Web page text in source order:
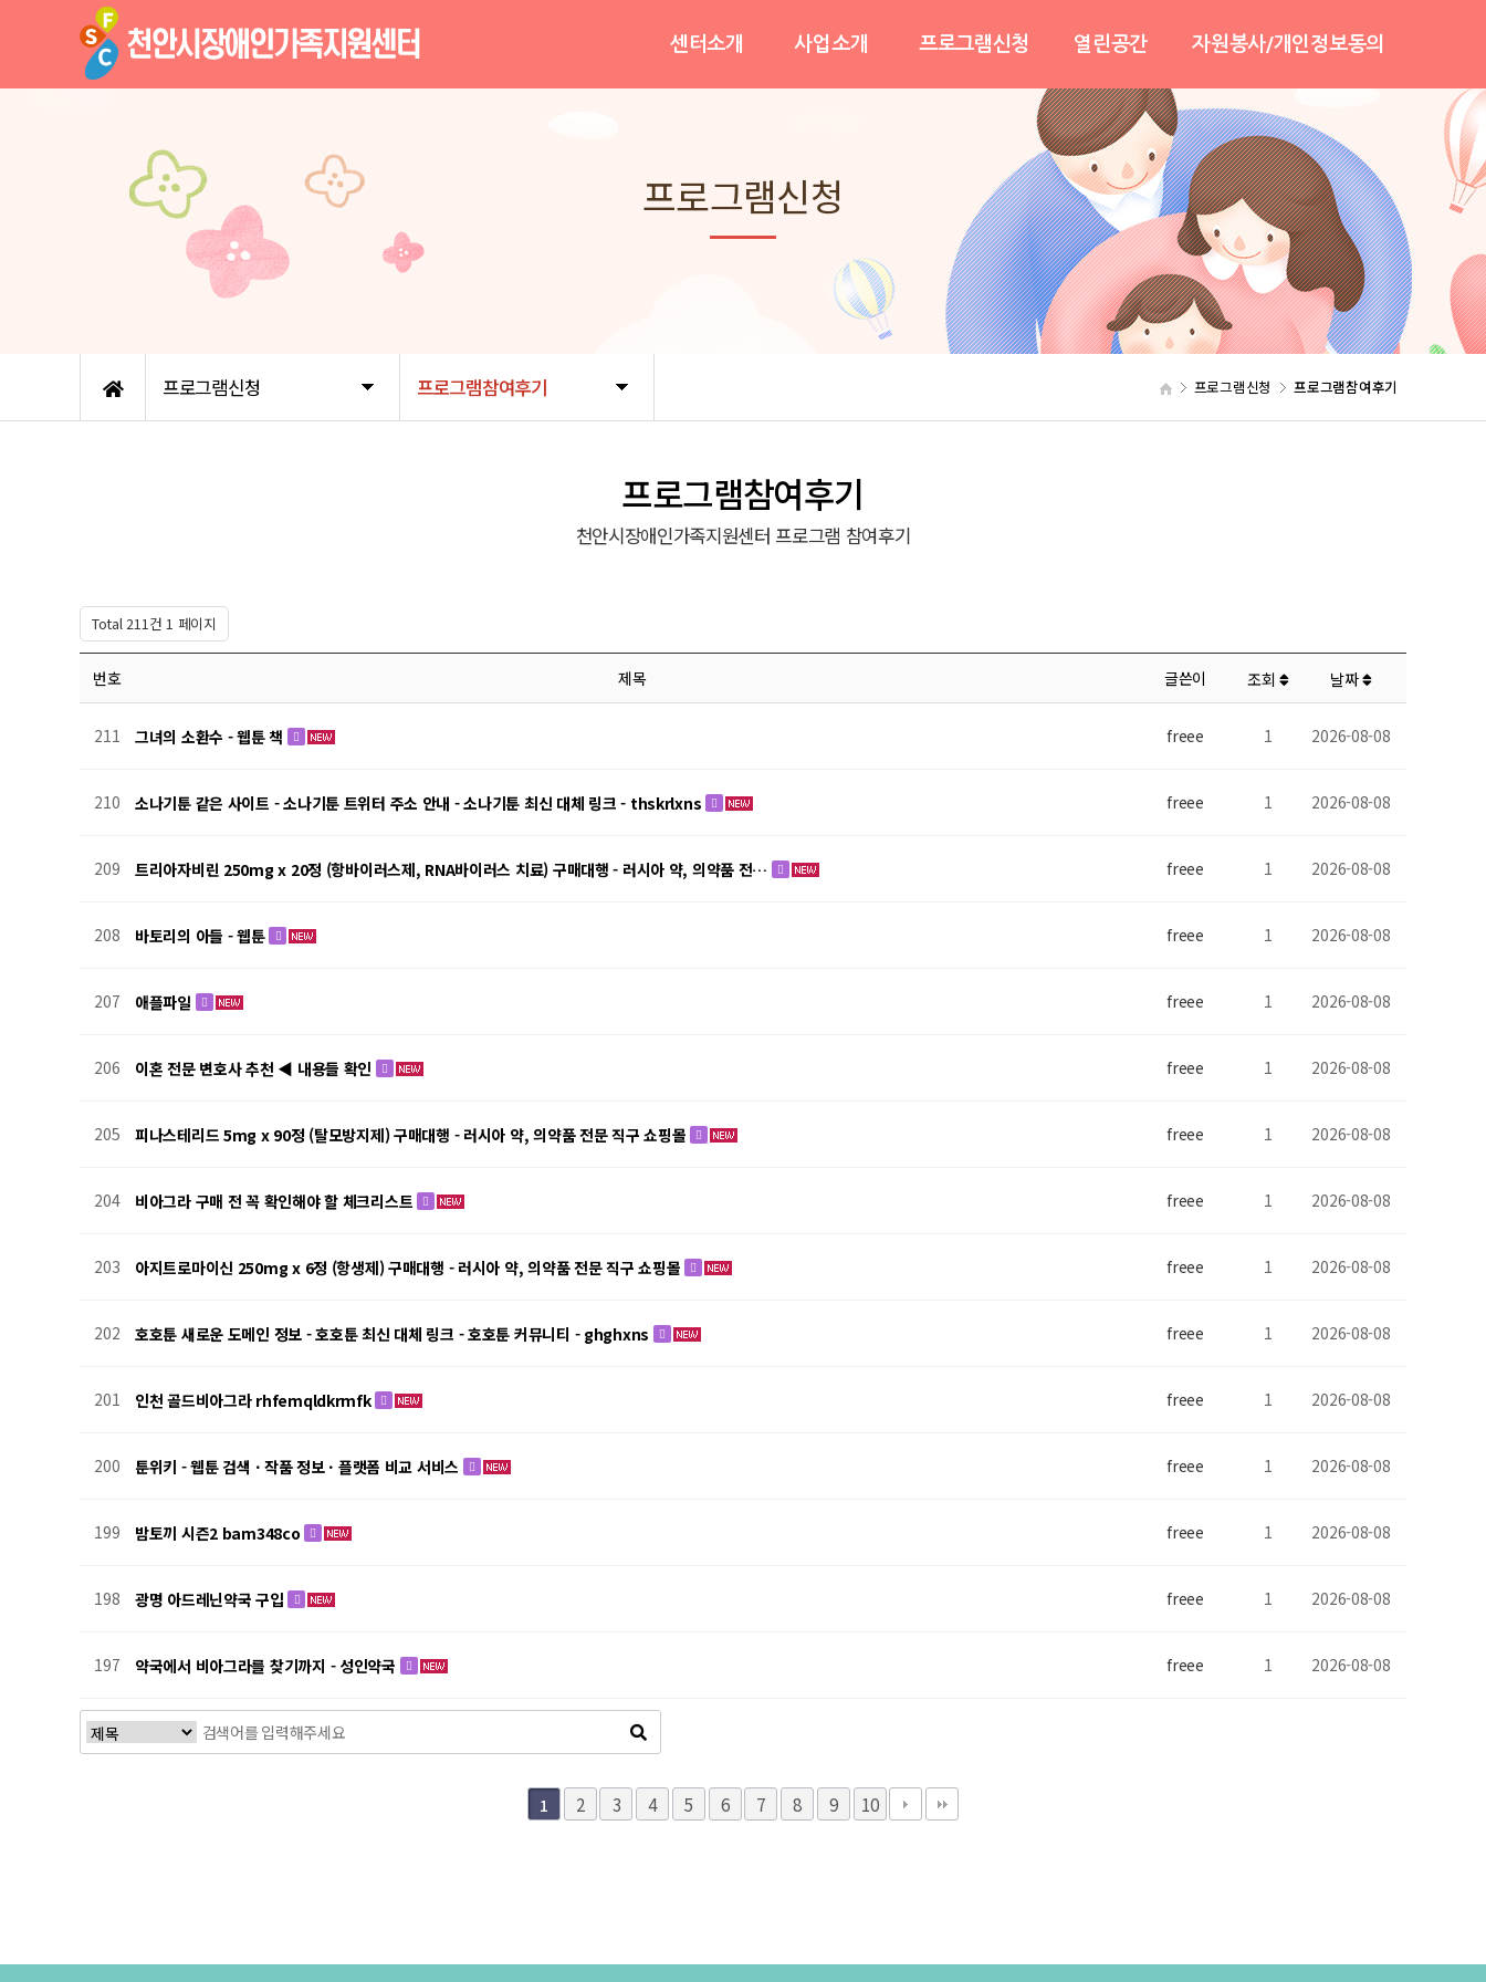
센터소개
기관연혁
사업소개
사례관리지원사업
정책기획사업
프로그램신청
참여후기
열린공간
센터소식
사진및영상
보도자료
자유게시판
온라인상담
센터일정안내
자원봉사/개인정보동의
자원봉사활동안내
자원봉사활동신청
개인정보동의
협력기관
프로그램신청 프로그램참여후기 프로그램신청 프로그램참여후기
프로그램신청
프로그램참여후기
천안시장애인가족지원센터 프로그램 참여후기
Total 211건 1 페이지
번호 제목 글쓴이 조회 날짜
211 그녀의 소환수 - 웹툰 책 freee 1 2026-08-08
210 소나기툰 같은 사이트 - 소나기툰 트위터 주소 안내 - 소나기툰 최신 대체 링크 - thskrlxns freee 1 2026-08-08
209 트리아자비린 250mg x 20정 (항바이러스제, RNA바이러스 치료) 구매대행 - 러시아 약, 의약품 전… freee 1 2026-08-08
208 바토리의 아들 - 웹툰 freee 1 2026-08-08
207 애플파일 freee 1 2026-08-08
206 이혼 전문 변호사 추천 ◀ 내용들 확인 freee 1 2026-08-08
205 피나스테리드 5mg x 90정 (탈모방지제) 구매대행 - 러시아 약, 의약품 전문 직구 쇼핑몰 freee 1 2026-08-08
204 비아그라 구매 전 꼭 확인해야 할 체크리스트 freee 1 2026-08-08
203 아지트로마이신 250mg x 6정 (항생제) 구매대행 - 러시아 약, 의약품 전문 직구 쇼핑몰 freee 1 2026-08-08
202 호호툰 새로운 도메인 정보 - 호호툰 최신 대체 링크 - 호호툰 커뮤니티 - ghghxns freee 1 2026-08-08
201 인천 골드비아그라 rhfemqldkrmfk freee 1 2026-08-08
200 툰위키 - 웹툰 검색 · 작품 정보 · 플랫폼 비교 서비스 freee 1 2026-08-08
199 밤토끼 시즌2 bam348co freee 1 2026-08-08
198 광명 아드레닌약국 구입 freee 1 2026-08-08
197 약국에서 비아그라를 찾기까지 - 성인약국 freee 1 2026-08-08
1 2 3 4 5 6 7 8 9 10